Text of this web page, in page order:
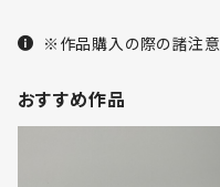
※作品購入の際の諸注
おすすめ作品